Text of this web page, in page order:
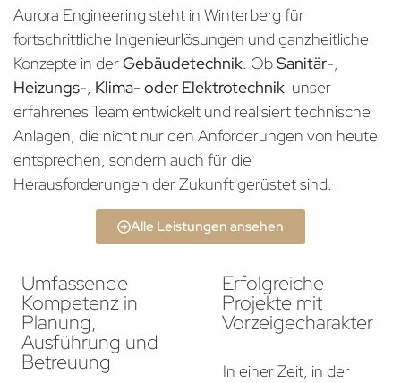
Aurora Engineering steht in Winterberg für
fortschrittliche Ingenieurlösungen und ganzheitliche
Konzepte in derGebäudetechnik. ObSanitär-,
Heizungs-, Klima- oder Elektrotechnik unser
erfahrenes Team entwickelt und realisiert technische
Anlagen, die nicht nur den Anforderungen von heute
entsprechen, sondern auch für die
Herausforderungen der Zukunft gerüstet sind.
Alle Leistungen ansehen
Umfassende
Kompetenz in
Planung,
Ausführung und
Betreuung
Erfolgreiche
Projekte mit
Vorzeigecharakter
In einer Zeit, in der